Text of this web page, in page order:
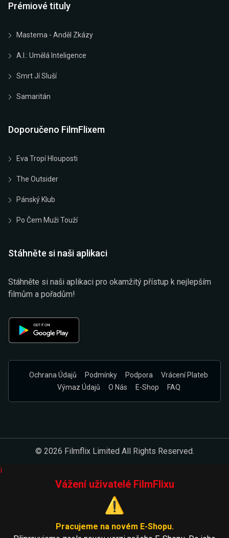
Prémiové tituly
Mastema - Anděl Zkázy
A.I.: Umělá Inteligence
Smrt Jí Sluší
Samaritán
Doporučeno FilmFlixem
Eva Tropí Hlouposti
The Outsider
Pánský Klub
Po Čem Muži Touží
Stáhněte si naši aplikaci
Stáhněte si naši aplikaci pro okamžitý přístup k nejlepším
filmům a pořadům!
Ochrana Údajů Podmínky Podpora
Vrácení Plateb
Výmaz Údajů
O Nás E-Shop FAQ
© 2026 Filmflix Limited All Rights Reserved.
i
Vážení uživatelé FilmFlixu
⚠️
Pracujeme na novém E-Shopu.